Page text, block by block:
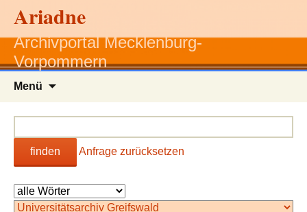
Ariadne
Archivportal Mecklenburg-
Vorpommern
Menü
finden Anfrage zurücksetzen